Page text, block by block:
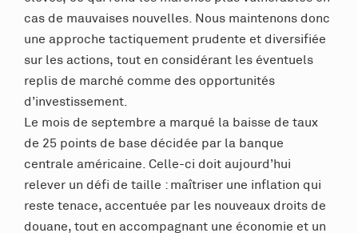
cas de mauvaises nouvelles. Nous maintenons donc
une approche tactiquement prudente et diversifiée
sur les actions, tout en considérant les éventuels
replis de marché comme des opportunités
d’investissement.
Le mois de septembre a marqué la baisse de taux
de 25 points de base décidée par la banque
centrale américaine. Celle-ci doit aujourd’hui
relever un défi de taille : maîtriser une inflation qui
reste tenace, accentuée par les nouveaux droits de
douane, tout en accompagnant une économie et un